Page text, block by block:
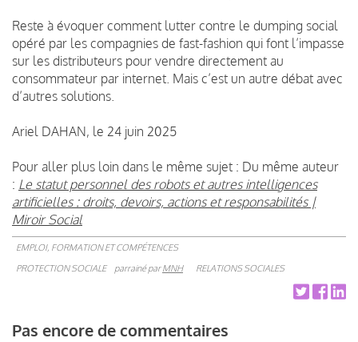
Reste à évoquer comment lutter contre le dumping social
opéré par les compagnies de fast-fashion qui font l’impasse
sur les distributeurs pour vendre directement au
consommateur par internet. Mais c’est un autre débat avec
d’autres solutions.
Ariel DAHAN, le 24 juin 2025
Pour aller plus loin dans le même sujet : Du même auteur
: Le statut personnel des robots et autres intelligences
artificielles : droits, devoirs, actions et responsabilités |
Miroir Social
EMPLOI, FORMATION ET COMPÉTENCES
PROTECTION SOCIALE
parrainé parMNH RELATIONS SOCIALES
Pas encore de commentaires